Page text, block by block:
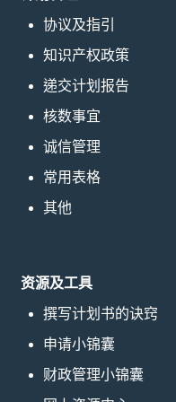
协议及指引
知识产权政策
递交计划报告
核数事宜
诚信管理
常用表格
其他
资源及工具
撰写计划书的诀窍
申请小锦囊
财政管理小锦囊